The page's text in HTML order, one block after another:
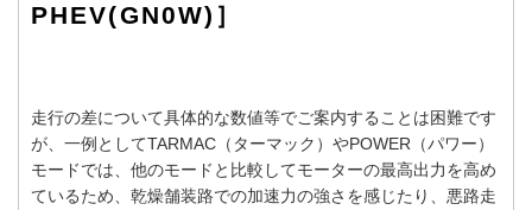
PHEV(GN0W)］
走行の差について具体的な数値等でご案内することは困難です
が、一例としてTARMAC（ターマック）やPOWER（パワー）
モードでは、他のモードと比較してモーターの最高出力を高め
ているため、乾燥舗装路での加速力の強さを感じたり、悪路走